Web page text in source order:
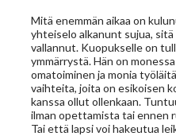
Mitä enemmän aikaa on
yhteiselo alkanunt sujua,
vallannut. Kuopukselle on
ymmärrystä. Hän on
omatoiminen ja monia
vaihteita, joita on esikoisen
kanssa ollut ollenkaan.
ilman opettamista tai ennen
Tai että lapsi voi hakeutua